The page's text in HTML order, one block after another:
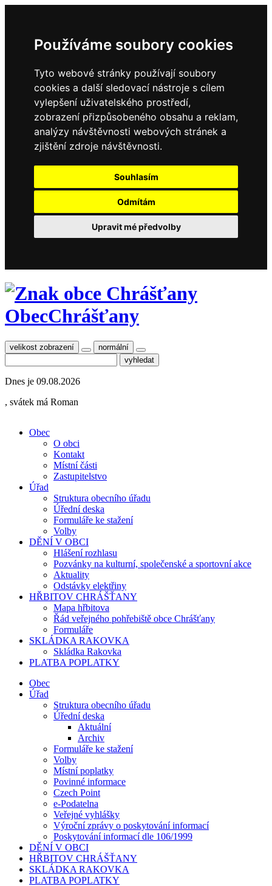
Používáme soubory cookies
Tyto webové stránky používají soubory
cookies a další sledovací nástroje s cílem
vylepšení uživatelského prostředí,
zobrazení přizpůsobeného obsahu a reklam,
analýzy návštěvnosti webových stránek a
zjištění zdroje návštěvnosti.
Souhlasím
Odmítám
Upravit mé předvolby
ObecChrášťany
velikost zobrazení normální
Dnes je 09.08.2026
, svátek má Roman
Obec
O obci
Kontakt
Místní části
Zastupitelstvo
Úřad
Struktura obecního úřadu
Úřední deska
Formuláře ke stažení
Volby
DĚNÍ V OBCI
Hlášení rozhlasu
Pozvánky na kulturní, společenské a sportovní akce
Aktuality
Odstávky elektřiny
HŘBITOV CHRÁŠŤANY
Mapa hřbitova
Řád veřejného pohřebiště obce Chrášťany
Formuláře
SKLÁDKA RAKOVKA
Skládka Rakovka
PLATBA POPLATKY
Obec
Úřad
Struktura obecního úřadu
Úřední deska
Aktuální
Archiv
Formuláře ke stažení
Volby
Místní poplatky
Povinné informace
Czech Point
e-Podatelna
Veřejné vyhlášky
Výroční zprávy o poskytování informací
Poskytování informací dle 106/1999
DĚNÍ V OBCI
HŘBITOV CHRÁŠŤANY
SKLÁDKA RAKOVKA
PLATBA POPLATKY